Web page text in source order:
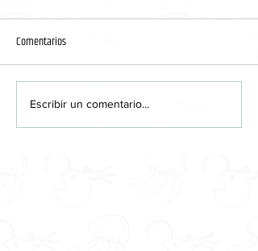
Comentarios
Escribir un comentario...